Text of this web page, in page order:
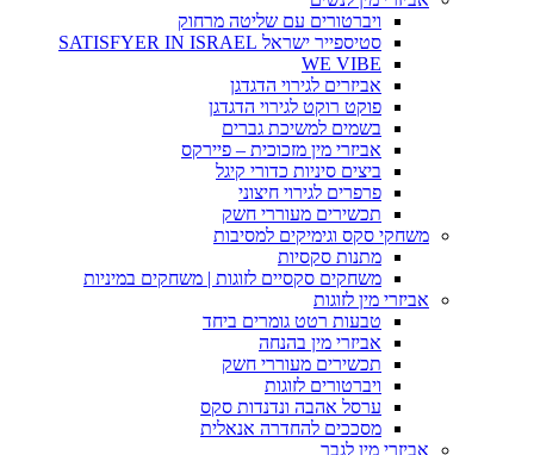
ויברטורים עם שליטה מרחוק
סטיספייר ישראל SATISFYER IN ISRAEL
WE VIBE
אביזרים לגירוי הדגדגן
פוקט רוקט לגירוי הדגדגן
בשמים למשיכת גברים
אביזרי מין מזכוכית – פיירקס
ביצים סיניות כדורי קיגל
פרפרים לגירוי חיצוני
תכשירים מעוררי חשק
משחקי סקס וגימיקים למסיבות
מתנות סקסיות
משחקים סקסיים לזוגות | משחקים במיניות
אביזרי מין לזוגות
טבעות רטט גומרים ביחד
אביזרי מין בהנחה
תכשירים מעוררי חשק
ויברטורים לזוגות
ערסל אהבה ונדנדות סקס
מסככים להחדרה אנאלית
אביזרי מין לגבר